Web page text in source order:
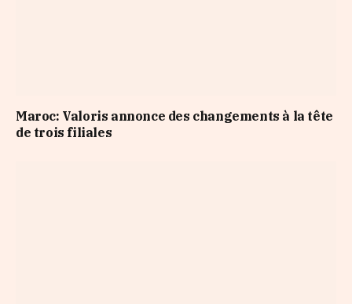
Maroc: Valoris annonce des changements à la tête
de trois filiales